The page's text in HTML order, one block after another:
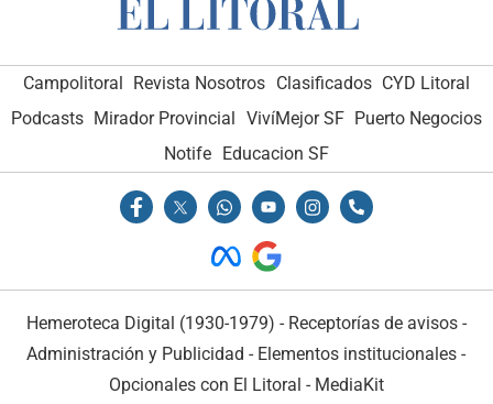
Campolitoral Revista Nosotros Clasificados CYD Litoral
Podcasts Mirador Provincial VivíMejor SF Puerto Negocios
Notife Educacion SF
Hemeroteca Digital (1930-1979) - Receptorías de avisos -
Administración y Publicidad - Elementos institucionales -
Opcionales con El Litoral - MediaKit